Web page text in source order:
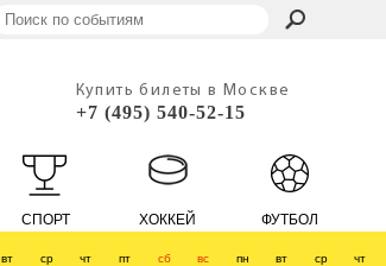
Купить билеты в Москве
+7 (495) 540-52-15
СПОРТ ХОККЕЙ ФУТБОЛ
вт ср чт пт сб вс пн вт ср чт